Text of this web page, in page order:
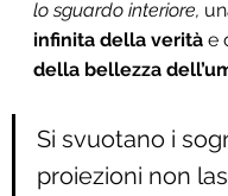
lo sguardo interiore,
infinita della verità e
della bellezza
Si svuotano i
proiezioni non